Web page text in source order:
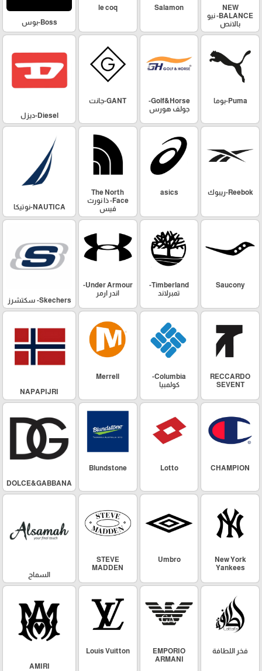
NEW
BALANCE- نيو
بالانص
Salamon
le coq
Boss-بوس
Puma-بوما
Golf&Horse-
جولف هورس
GANT-جانت
Diesel-ديزل
Reebok-ريبوك asics
The North
Face- ذا نورث
فيس
NAUTICA-نوتيكا
Saucony
Timberland-
تمبرلاند
Under Armour-
اندر ارمر
Skechers- سكتشرز
RECCARDO
SEVENT
Columbia-
كولمبيا
Merrell
NAPAPIJRI
CHAMPION
Lotto
Blundstone
DOLCE&GABBANA
New York
Yankees
Umbro
STEVE
MADDEN
السماح
فخر اللطافة
EMPORIO
ARMANI
Louis Vuitton
AMIRI